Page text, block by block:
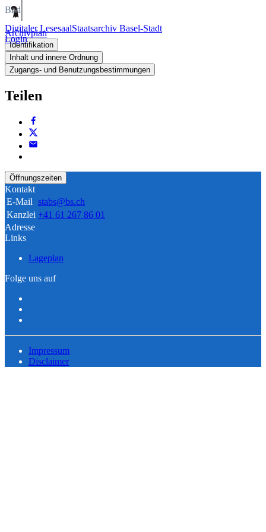
Digitaler LesesaalStaatsarchiv Basel-Stadt
Login
Bild
Archivplan
Identifikation
Inhalt und innere Ordnung
Zugangs- und Benutzungsbestimmungen
Teilen
Öffnungszeiten
Kontakt
E-Mail stabs@bs.ch
Kanzlei +41 61 267 86 01
Adresse
Links
Lageplan
Folge uns auf
Impressum
Disclaimer